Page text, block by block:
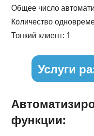
Общее число
Количество
Тонкий клиент: 1
Услуги
функции: